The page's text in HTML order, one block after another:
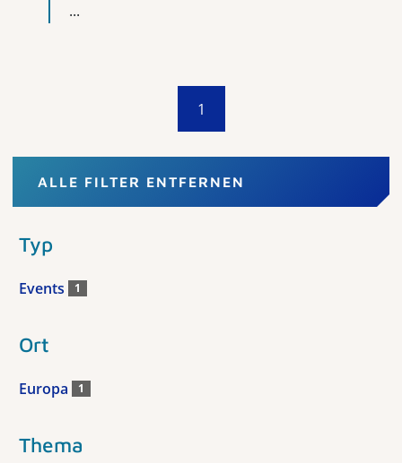
...
1
ALLE FILTER ENTFERNEN
Typ
Events 1
Ort
Europa 1
Thema